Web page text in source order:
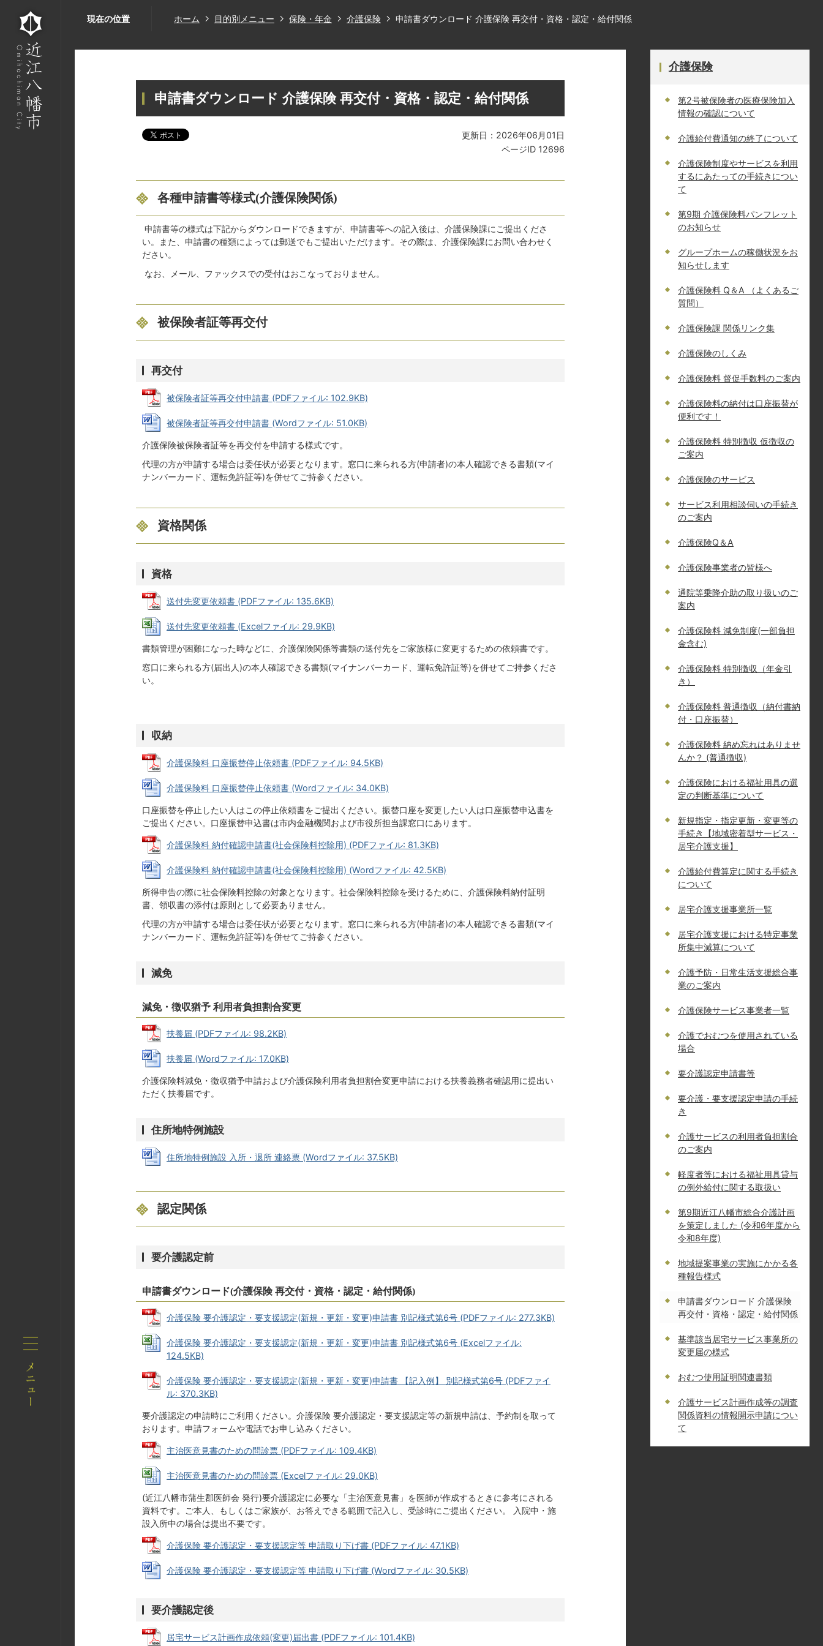
現在の位置 ホーム 目的別メニュー 保険・年金 介護保険 申請書ダウンロード 介護保険 再交付・資格・認定・給付関係
申請書ダウンロード 介護保険 再交付・資格・認定・給付関係
更新日：2026年06月01日
ページID 12696
各種申請書等様式(介護保険関係)
申請書等の様式は下記からダウンロードできますが、申請書等への記入後は、介護保険課にご提出くださ
い。また、申請書の種類によっては郵送でもご提出いただけます。その際は、介護保険課にお問い合わせく
ださい。
なお、メール、ファックスでの受付はおこなっておりません。
被保険者証等再交付
再交付
被保険者証等再交付申請書 (PDFファイル: 102.9KB)
被保険者証等再交付申請書 (Wordファイル: 51.0KB)
介護保険被保険者証等を再交付を申請する様式です。
代理の方が申請する場合は委任状が必要となります。窓口に来られる方(申請者)の本人確認できる書類(マイ
ナンバーカード、運転免許証等)を併せてご持参ください。
資格関係
資格
送付先変更依頼書 (PDFファイル: 135.6KB)
送付先変更依頼書 (Excelファイル: 29.9KB)
書類管理が困難になった時などに、介護保険関係等書類の送付先をご家族様に変更するための依頼書です。
窓口に来られる方(届出人)の本人確認できる書類(マイナンバーカード、運転免許証等)を併せてご持参くださ
い。
収納
介護保険料 口座振替停止依頼書 (PDFファイル: 94.5KB)
介護保険料 口座振替停止依頼書 (Wordファイル: 34.0KB)
口座振替を停止したい人はこの停止依頼書をご提出ください。振替口座を変更したい人は口座振替申込書を
ご提出ください。口座振替申込書は市内金融機関および市役所担当課窓口にあります。
介護保険料 納付確認申請書(社会保険料控除用) (PDFファイル: 81.3KB)
介護保険料 納付確認申請書(社会保険料控除用) (Wordファイル: 42.5KB)
所得申告の際に社会保険料控除の対象となります。社会保険料控除を受けるために、介護保険料納付証明
書、領収書の添付は原則として必要ありません。
代理の方が申請する場合は委任状が必要となります。窓口に来られる方(申請者)の本人確認できる書類(マイ
ナンバーカード、運転免許証等)を併せてご持参ください。
減免
減免・徴収猶予 利用者負担割合変更
扶養届 (PDFファイル: 98.2KB)
扶養届 (Wordファイル: 17.0KB)
介護保険料減免・徴収猶予申請および介護保険利用者負担割合変更申請における扶養義務者確認用に提出い
ただく扶養届です。
住所地特例施設
住所地特例施設 入所・退所 連絡票 (Wordファイル: 37.5KB)
認定関係
要介護認定前
申請書ダウンロード(介護保険 再交付・資格・認定・給付関係)
介護保険 要介護認定・要支援認定(新規・更新・変更)申請書 別記様式第6号 (PDFファイル: 277.3KB)
介護保険 要介護認定・要支援認定(新規・更新・変更)申請書 別記様式第6号 (Excelファイル:
124.5KB)
介護保険 要介護認定・要支援認定(新規・更新・変更)申請書 【記入例】 別記様式第6号 (PDFファイ
ル: 370.3KB)
要介護認定の申請時にご利用ください。介護保険 要介護認定・要支援認定等の新規申請は、予約制を取って
おります。申請フォームや電話でお申し込みください。
主治医意見書のための問診票 (PDFファイル: 109.4KB)
主治医意見書のための問診票 (Excelファイル: 29.0KB)
(近江八幡市蒲生郡医師会 発行)要介護認定に必要な「主治医意見書」を医師が作成するときに参考にされる
資料です。ご本人、もしくはご家族が、お答えできる範囲で記入し、受診時にご提出ください。 入院中・施
設入所中の場合は提出不要です。
介護保険 要介護認定・要支援認定等 申請取り下げ書 (PDFファイル: 47.1KB)
介護保険 要介護認定・要支援認定等 申請取り下げ書 (Wordファイル: 30.5KB)
要介護認定後
居宅サービス計画作成依頼(変更)届出書 (PDFファイル: 101.4KB)
介護保険
第2号被保険者の医療保険加入
情報の確認について
介護給付費通知の終了について
介護保険制度やサービスを利用
するにあたっての手続きについ
て
第9期 介護保険料パンフレット
のお知らせ
グループホームの稼働状況をお
知らせします
介護保険料 Q＆A （よくあるご
質問）
介護保険課 関係リンク集
介護保険のしくみ
介護保険料 督促手数料のご案内
介護保険料の納付は口座振替が
便利です！
介護保険料 特別徴収 仮徴収の
ご案内
介護保険のサービス
サービス利用相談伺いの手続き
のご案内
介護保険Q＆A
介護保険事業者の皆様へ
通院等乗降介助の取り扱いのご
案内
介護保険料 減免制度(一部負担
金含む)
介護保険料 特別徴収（年金引
き）
介護保険料 普通徴収（納付書納
付・口座振替）
介護保険料 納め忘れはありませ
んか？ (普通徴収)
介護保険における福祉用具の選
定の判断基準について
新規指定・指定更新・変更等の
手続き【地域密着型サービス・
居宅介護支援】
介護給付費算定に関する手続き
について
居宅介護支援事業所一覧
居宅介護支援における特定事業
所集中減算について
介護予防・日常生活支援総合事
業のご案内
介護保険サービス事業者一覧
介護でおむつを使用されている
場合
要介護認定申請書等
要介護・要支援認定申請の手続
き
介護サービスの利用者負担割合
のご案内
軽度者等における福祉用具貸与
の例外給付に関する取扱い
第9期近江八幡市総合介護計画
を策定しました (令和6年度から
令和8年度)
地域提案事業の実施にかかる各
種報告様式
申請書ダウンロード 介護保険
再交付・資格・認定・給付関係
基準該当居宅サービス事業所の
変更届の様式
おむつ使用証明関連書類
介護サービス計画作成等の調査
関係資料の情報開示申請につい
て